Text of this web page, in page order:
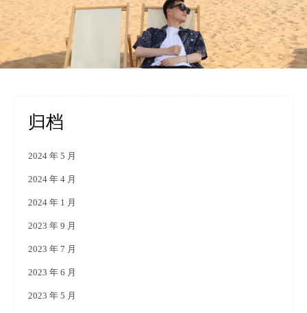
归档
2024 年 5 月
2024 年 4 月
2024 年 1 月
2023 年 9 月
2023 年 7 月
2023 年 6 月
2023 年 5 月